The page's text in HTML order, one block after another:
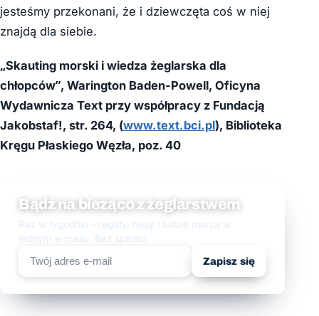
jesteśmy przekonani, że i dziewczęta coś w niej
znajdą dla siebie.
„Skauting morski i wiedza żeglarska dla
chłopców”, Warington Baden-Powell, Oficyna
Wydawnicza Text przy współpracy z Fundacją
Jakobstaf!, str. 264, (www.text.bci.pl), Biblioteka
Kręgu Płaskiego Węzła, poz. 40
Bądź na bieżąco z żeglarstwem
Raz w tygodniu - regaty, rejsy i ludzie morza w
jednym e-mailu. Bez spamu.
Zapisz się